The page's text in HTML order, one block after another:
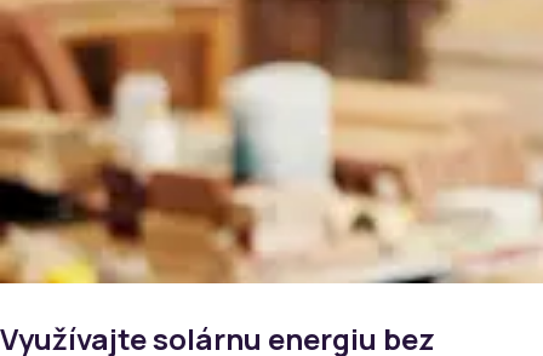
Využívajte solárnu energiu bez